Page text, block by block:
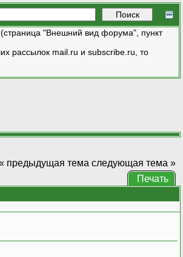
"Внешний вид форума", пункт
рассылок mail.ru и subscribe.ru, то
предыдущая тема следующая тема »
Печать